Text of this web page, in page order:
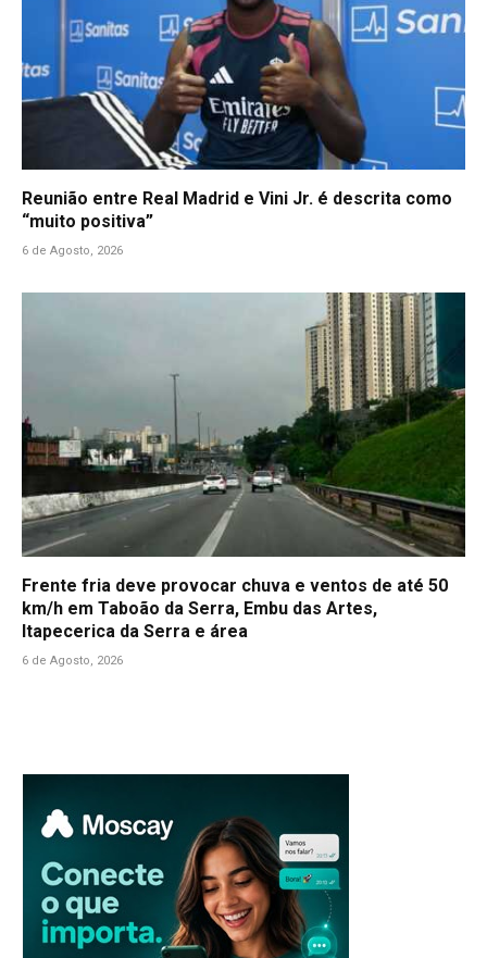
Reunião entre Real Madrid e Vini Jr. é descrita como
“muito positiva”
6 de Agosto, 2026
Frente fria deve provocar chuva e ventos de até 50
km/h em Taboão da Serra, Embu das Artes,
Itapecerica da Serra e área
6 de Agosto, 2026